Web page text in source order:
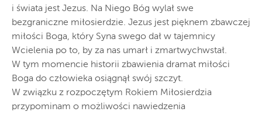
i świata jest Jezus. Na Niego Bóg wylał swe
bezgraniczne miłosierdzie. Jezus jest pięknem zbawczej
miłości Boga, który Syna swego dał w tajemnicy
Wcielenia po to, by za nas umarł i zmartwychwstał.
W tym momencie historii zbawienia dramat miłości
Boga do człowieka osiągnął swój szczyt.
W związku z rozpoczętym Rokiem Miłosierdzia
przypominam o możliwości nawiedzenia